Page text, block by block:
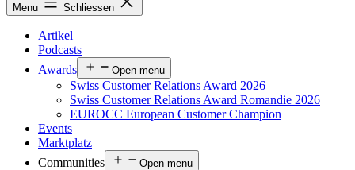
Menu Schliessen
Artikel
Podcasts
Awards
Open menu
Swiss Customer Relations Award 2026
Swiss Customer Relations Award Romandie 2026
EUROCC European Customer Champion
Events
Marktplatz
Communities
Open menu